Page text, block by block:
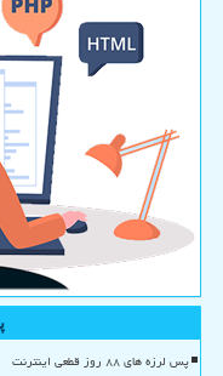
پس لرزه های ۸۸ روز قطعی اینترنت